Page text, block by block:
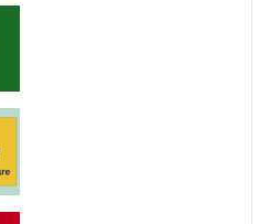
PagoinRete